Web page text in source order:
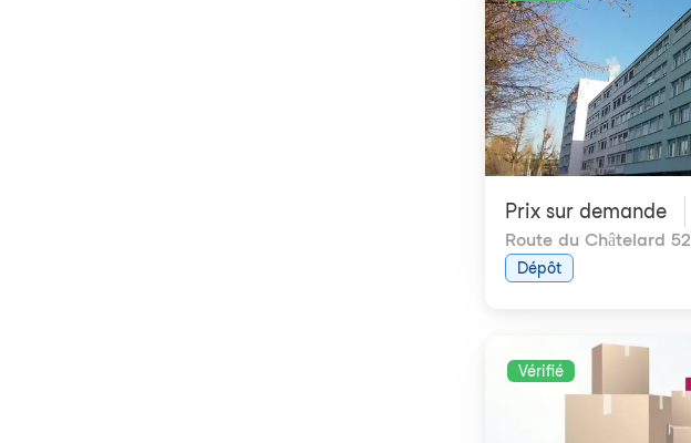
Prix ​​sur demande
Route du Châtelard 52
Dépôt
Vérifié